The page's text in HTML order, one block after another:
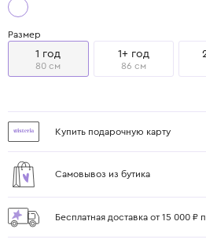
Размер
1 год
80 см
1+ год
86 см
Купить подарочную карту
Самовывоз из бутика
Бесплатная доставка от 15 000 ₽